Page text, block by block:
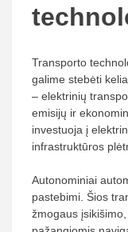
Transporto
galime stebėti
– elektrinių
emisijų ir
investuoja į
infrastruktūros
Autonominiai
pastebimi. Šios
žmogaus